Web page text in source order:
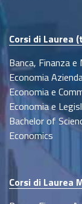
Corsi di Laurea
Banca, Finanza
Economia
Economia e
Economia e
Bachelor of
Economics
Corsi di Laurea